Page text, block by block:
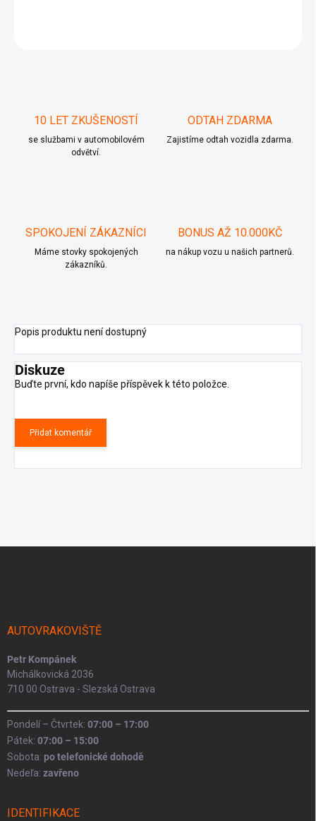
10 LET ZKUŠENOSTÍ
se službami v automobilovém
odvětví.
ODTAH ZDARMA
Zajistíme odtah vozidla zdarma.
SPOKOJENÍ ZÁKAZNÍCI
Máme stovky spokojených
zákazníků.
BONUS AŽ 10.000KČ
na nákup vozu u našich partnerů.
Popis produktu není dostupný
Diskuze
Buďte první, kdo napíše příspěvek k této položce.
Přidat komentář
AUTOVRAKOVIŠTĚ
Petr Kompánek
Michálkovická 2036
710 00 Ostrava - Slezská Ostrava
Pondelí – Čtvrtek: 07:00 – 17:00
Pátek: 07:00 – 15:00
Sobota: po telefonické dohodě
Nedeľa: zavřeno
IDENTIFIKACE